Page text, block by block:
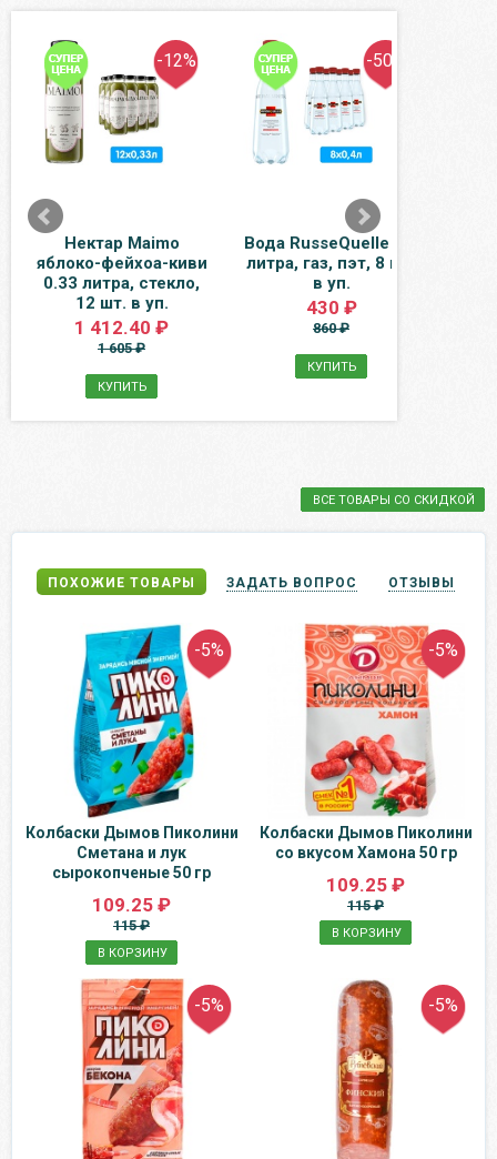
-12%
Нектар Maimo
яблоко-фейхоа-киви
0.33 литра, стекло,
12 шт. в уп.
1 412.40 ₽
1 605 ₽
КУПИТЬ
-50%
Вода RusseQuelle 0.4
литра, газ, пэт, 8 шт.
в уп.
430 ₽
860 ₽
КУПИТЬ
ВСЕ ТОВАРЫ СО СКИДКОЙ
ПОХОЖИЕ ТОВАРЫ ЗАДАТЬ ВОПРОС ОТЗЫВЫ
-5%
Колбаски Дымов Пиколини
Сметана и лук
сырокопченые 50 гр
109.25 ₽
115 ₽
В КОРЗИНУ
-5%
Колбаски Дымов Пиколини
со вкусом Хамона 50 гр
109.25 ₽
115 ₽
В КОРЗИНУ
-5% -5%